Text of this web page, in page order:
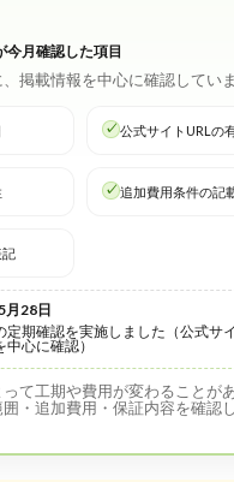
今月確認した項目
掲載情報を中心に確認していま
公式サイトURLの
追加費用条件の記
記
月28日
定期確認を実施しました（公式サ
心に確認）
て工期や費用が変わることが
・追加費用・保証内容を確認